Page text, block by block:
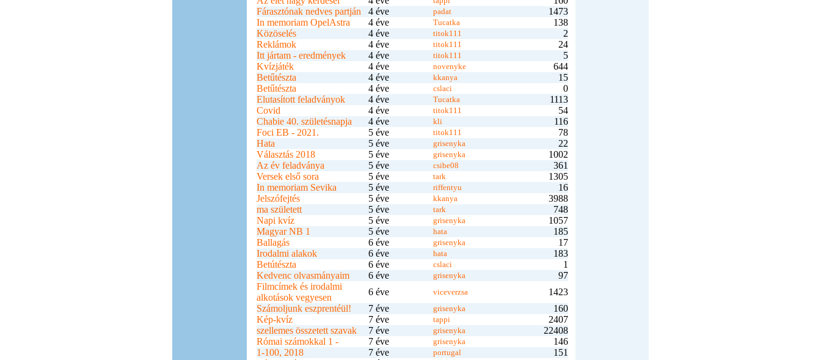
Fárasztónak nedves partján
4 éve padat
1473
In memoriam OpelAstra
4 éve Tucatka
138
Közöselés
4 éve titok111
2
Reklámok
4 éve titok111
24
Itt jártam - eredmények
4 éve titok111
5
Kvízjáték
4 éve novenyke
644
Betűtészta
4 éve kkanya
15
Betűtészta
4 éve cslaci
0
Elutasított feladványok
4 éve Tucatka
1113
Covid
4 éve titok111
54
Chabie 40. születésnapja
4 éve kli
116
Foci EB - 2021.
5 éve titok111
78
Hata
5 éve grisenyka
22
Választás 2018
5 éve grisenyka
1002
Az év feladványa
5 éve csibe08
361
Versek első sora
5 éve tark
1305
In memoriam Sevika
5 éve riffentyu
16
Jelszófejtés
5 éve kkanya
3988
ma született
5 éve tark
748
Napi kvíz
5 éve grisenyka
1057
Magyar NB 1
5 éve hata
185
Ballagás
6 éve grisenyka
17
Irodalmi alakok
6 éve hata
183
Betútészta
6 éve cslaci
1
Kedvenc olvasmányaim
6 éve grisenyka
97
Filmcímek és irodalmi
alkotások vegyesen
6 éve viceverzsa
1423
Számoljunk eszprentéül!
7 éve grisenyka
160
Kép-kvíz
7 éve tappi
2407
szellemes összetett szavak
7 éve grisenyka
22408
Római számokkal 1 -
7 éve grisenyka
146
1-100, 2018
7 éve portugal
151